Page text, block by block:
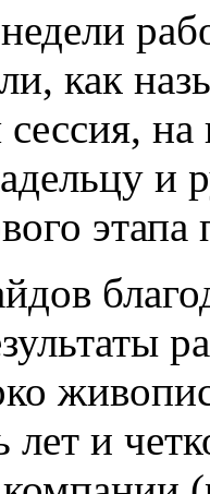
как
сессия,
и
этапа
лет и